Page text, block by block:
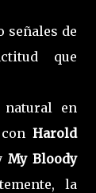
señales de
que
natural en
Harold
My Bloody
la